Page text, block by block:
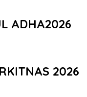
ADHA2026
2026